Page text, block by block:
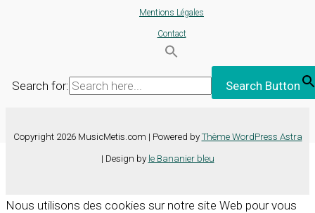
Mentions Légales
Contact
Search for: Search Button
Copyright 2026 MusicMetis.com | Powered by Thème WordPress Astra
| Design by le Bananier bleu
Nous utilisons des cookies sur notre site Web pour vous